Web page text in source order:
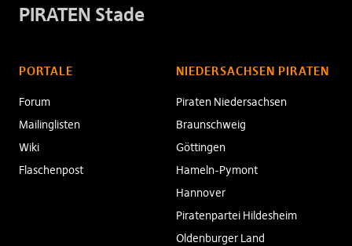
PIRATEN Stade
PORTALE
Forum
Mailinglisten
Wiki
Flaschenpost
NIEDERSACHSEN PIRATEN
Piraten Niedersachsen
Braunschweig
Göttingen
Hameln-Pymont
Hannover
Piratenpartei Hildesheim
Oldenburger Land